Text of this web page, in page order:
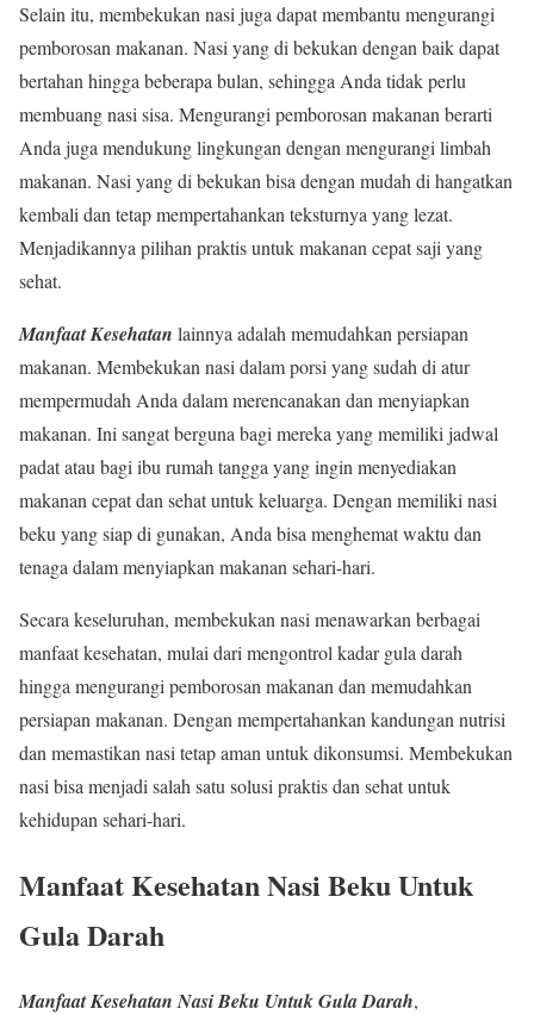
Selain itu, membekukan nasi juga dapat membantu mengurangi
pemborosan makanan. Nasi yang di bekukan dengan baik dapat
bertahan hingga beberapa bulan, sehingga Anda tidak perlu
membuang nasi sisa. Mengurangi pemborosan makanan berarti
Anda juga mendukung lingkungan dengan mengurangi limbah
makanan. Nasi yang di bekukan bisa dengan mudah di hangatkan
kembali dan tetap mempertahankan teksturnya yang lezat.
Menjadikannya pilihan praktis untuk makanan cepat saji yang
sehat.
Manfaat Kesehatan lainnya adalah memudahkan persiapan
makanan. Membekukan nasi dalam porsi yang sudah di atur
mempermudah Anda dalam merencanakan dan menyiapkan
makanan. Ini sangat berguna bagi mereka yang memiliki jadwal
padat atau bagi ibu rumah tangga yang ingin menyediakan
makanan cepat dan sehat untuk keluarga. Dengan memiliki nasi
beku yang siap di gunakan, Anda bisa menghemat waktu dan
tenaga dalam menyiapkan makanan sehari-hari.
Secara keseluruhan, membekukan nasi menawarkan berbagai
manfaat kesehatan, mulai dari mengontrol kadar gula darah
hingga mengurangi pemborosan makanan dan memudahkan
persiapan makanan. Dengan mempertahankan kandungan nutrisi
dan memastikan nasi tetap aman untuk dikonsumsi. Membekukan
nasi bisa menjadi salah satu solusi praktis dan sehat untuk
kehidupan sehari-hari.
Manfaat Kesehatan Nasi Beku Untuk
Gula Darah
Manfaat Kesehatan Nasi Beku Untuk Gula Darah,